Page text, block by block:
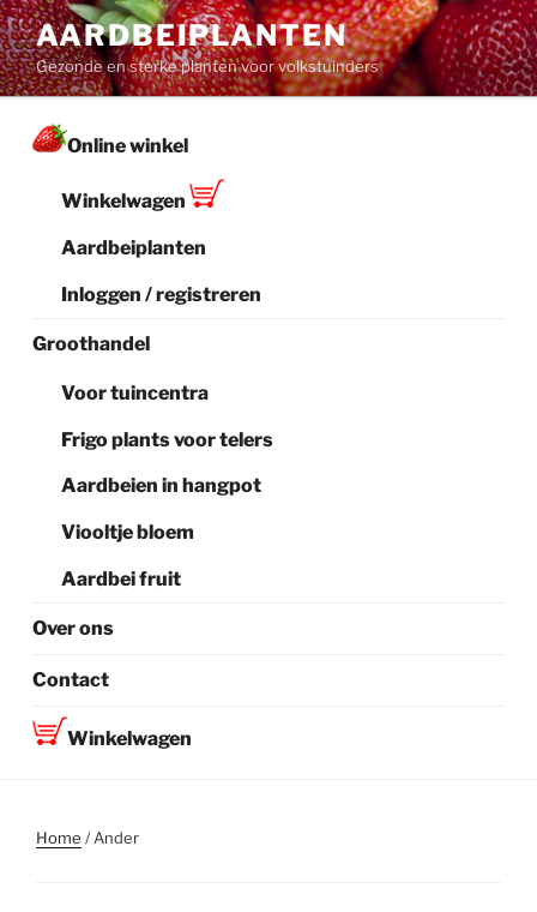
Ga
naar
de
inhoud
AARDBEIPLANTEN
Gezonde en sterke planten voor volkstuinders
Online winkel
Winkelwagen
Aardbeiplanten
Inloggen / registreren
Groothandel
Voor tuincentra
Frigo plants voor telers
Aardbeien in hangpot
Viooltje bloem
Aardbei fruit
Over ons
Contact
Winkelwagen
Home / Ander